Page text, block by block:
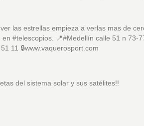
las estrellas empieza a verlas mas de
en #telescopios. 📍#Medellín calle 51 n 73-
11 🔒www.vaquerosport.com
del sistema solar y sus satélites!!